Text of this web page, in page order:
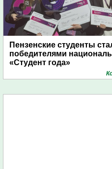
Пензенские студенты
победителями
«Студент года»